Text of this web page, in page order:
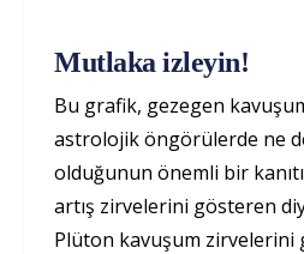
Mutlaka izleyin!
Bu grafik, gezegen
astrolojik öngörülerde ne
olduğunun önemli bir
artış zirvelerini gösteren
Plüton kavuşum zirvelerini